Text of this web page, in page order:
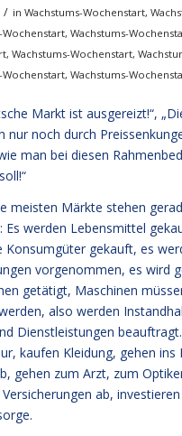
/ in Wachstums-Wochenstart,
Wochenstart, Wachstums-
, Wachstums-Wochenstart,
Wochenstart, Wachstums-
Markt ist ausgereizt!“,
nur noch durch
man bei diesen
meisten Märkte stehen
Es werden Lebensmittel
Konsumgüter gekauft, es
vorgenommen, es wird
getätigt, Maschinen
also werden
Dienstleistungen
kaufen Kleidung, gehen ins
gehen zum Arzt, zum
ab,